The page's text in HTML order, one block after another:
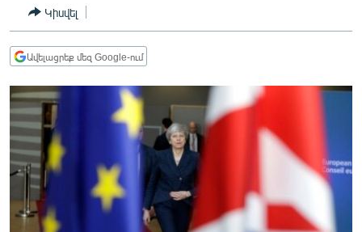
ՀԱՍԱՐԱԿՈՒԹՅՈՒՆ
ՏՆՏԵՍՈՒԹՅՈՒՆ
ՊԱՏԵՐԱԶՄԻ 6 ՇԱԲԱԹՆԵՐԸ
ՏԱՐԱԾԱՇՐՋԱՆ
ՄԻՋԱԶԳԱՅԻՆ
ՄՇԱԿՈՒՅԹ
ՍՊՈՐՏ
Կիսվել
Ավելացրեք մեզ Google-ում